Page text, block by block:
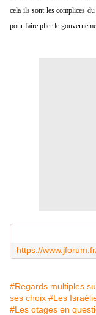
cela ils sont les complices
pour faire plier le
#Regards multiples
ses choix #Les
#Les otages en